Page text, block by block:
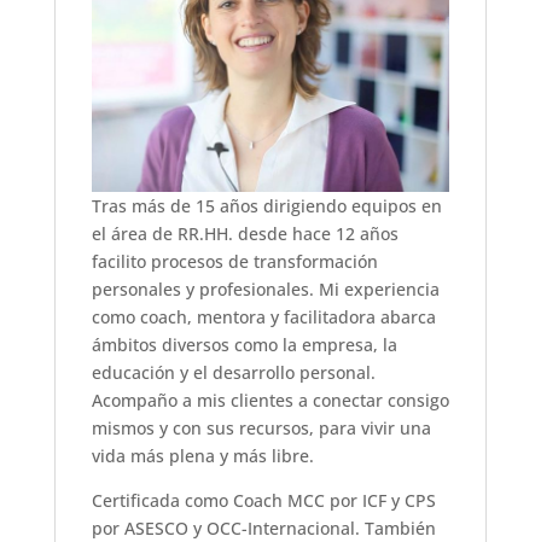
Tras más de 15 años dirigiendo equipos en
el área de RR.HH. desde hace 12 años
facilito procesos de transformación
personales y profesionales. Mi experiencia
como coach, mentora y facilitadora abarca
ámbitos diversos como la empresa, la
educación y el desarrollo personal.
Acompaño a mis clientes a conectar consigo
mismos y con sus recursos, para vivir una
vida más plena y más libre.
Certificada como Coach MCC por ICF y CPS
por ASESCO y OCC-Internacional. También